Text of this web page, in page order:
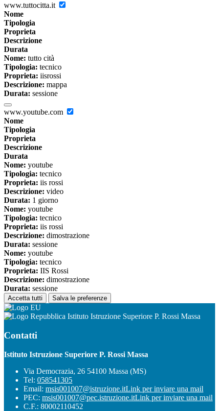
www.tuttocitta.it
Nome
Tipologia
Proprieta
Descrizione
Durata
Nome: tutto cità
Tipologia: tecnico
Proprieta: iisrossi
Descrizione: mappa
Durata: sessione
www.youtube.com
Nome
Tipologia
Proprieta
Descrizione
Durata
Nome: youtube
Tipologia: tecnico
Proprieta: iis rossi
Descrizione: video
Durata: 1 giorno
Nome: youtube
Tipologia: tecnico
Proprieta: iis rossi
Descrizione: dimostrazione
Durata: sessione
Nome: youtube
Tipologia: tecnico
Proprieta: IIS Rossi
Descrizione: dimostrazione
Durata: sessione
Accetta tutti Salva le preferenze
Istituto Istruzione Superiore P. Rossi Massa
Contatti
Istituto Istruzione Superiore P. Rossi Massa
Via Democrazia, 26 54100 Massa (MS)
Tel: 058541305
Email: msis001007@istruzione.itLink per inviare una mail
PEC: msis001007@pec.istruzione.itLink per inviare una mail
C.F.: 80002110452